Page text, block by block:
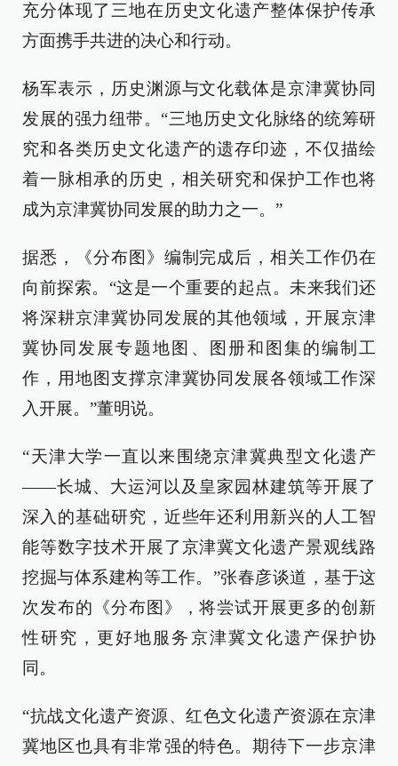
充分体现了三地在历史文化遗产整体保护传承
方面携手共进的决心和行动。
杨军表示，历史渊源与文化载体是京津冀协同
发展的强力纽带。“三地历史文化脉络的统筹研
究和各类历史文化遗产的遗存印迹，不仅描绘
着一脉相承的历史，相关研究和保护工作也将
成为京津冀协同发展的助力之一。”
据悉，《分布图》编制完成后，相关工作仍在
向前探索。“这是一个重要的起点。未来我们还
将深耕京津冀协同发展的其他领域，开展京津
冀协同发展专题地图、图册和图集的编制工
作，用地图支撑京津冀协同发展各领域工作深
入开展。”董明说。
“天津大学一直以来围绕京津冀典型文化遗产
——长城、大运河以及皇家园林建筑等开展了
深入的基础研究，近些年还利用新兴的人工智
能等数字技术开展了京津冀文化遗产景观线路
挖掘与体系建构等工作。”张春彦谈道，基于这
次发布的《分布图》，将尝试开展更多的创新
性研究，更好地服务京津冀文化遗产保护协
同。
“抗战文化遗产资源、红色文化遗产资源在京津
冀地区也具有非常强的特色。期待下一步京津